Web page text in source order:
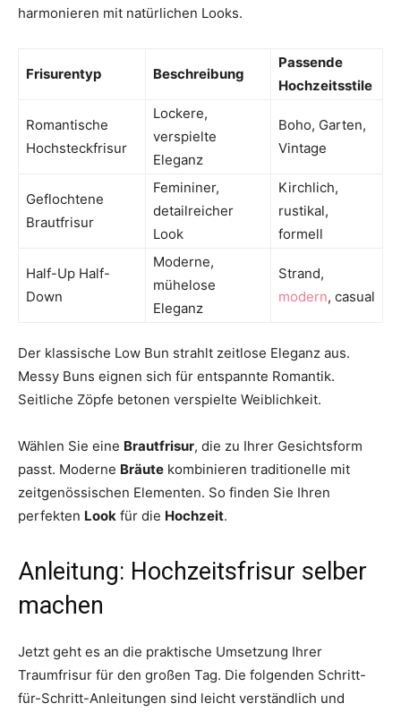
harmonieren mit natürlichen Looks.
Frisurentyp Beschreibung
Passende
Hochzeitsstile
Romantische
Hochsteckfrisur
Lockere,
verspielte
Eleganz
Boho, Garten,
Vintage
Geflochtene
Brautfrisur
Femininer,
detailreicher
Look
Kirchlich,
rustikal,
formell
Half-Up Half-
Down
Moderne,
mühelose
Eleganz
Strand,
modern, casual
Der klassische Low Bun strahlt zeitlose Eleganz aus.
Messy Buns eignen sich für entspannte Romantik.
Seitliche Zöpfe betonen verspielte Weiblichkeit.
Wählen Sie eine Brautfrisur, die zu Ihrer Gesichtsform
passt. Moderne Bräute kombinieren traditionelle mit
zeitgenössischen Elementen. So finden Sie Ihren
perfekten Look für die Hochzeit.
Anleitung: Hochzeitsfrisur selber
machen
Jetzt geht es an die praktische Umsetzung Ihrer
Traumfrisur für den großen Tag. Die folgenden Schritt-
für-Schritt-Anleitungen sind leicht verständlich und